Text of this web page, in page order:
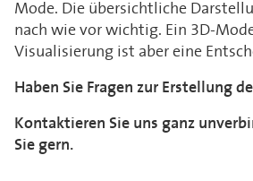
Mode. Die übersichtliche
nach wie vor wichtig. Ein 3D-
Visualisierung ist aber eine
Haben Sie Fragen zur Erstellung
Kontaktieren Sie uns ganz
Sie gern.